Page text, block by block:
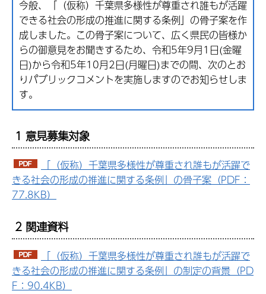
今般、「（仮称）千葉県多様性が尊重され誰もが活躍
できる社会の形成の推進に関する条例」の骨子案を作
成しました。この骨子案について、広く県民の皆様か
らの御意見をお聞きするため、令和5年9月1日(金曜
日)から令和5年10月2日(月曜日)までの間、次のとお
りパブリックコメントを実施しますのでお知らせしま
す。
1 意見募集対象
「（仮称）千葉県多様性が尊重され誰もが活躍で
きる社会の形成の推進に関する条例」の骨子案（PDF：
77.8KB）
2 関連資料
「（仮称）千葉県多様性が尊重され誰もが活躍で
きる社会の形成の推進に関する条例」の制定の背景（PD
F：90.4KB）